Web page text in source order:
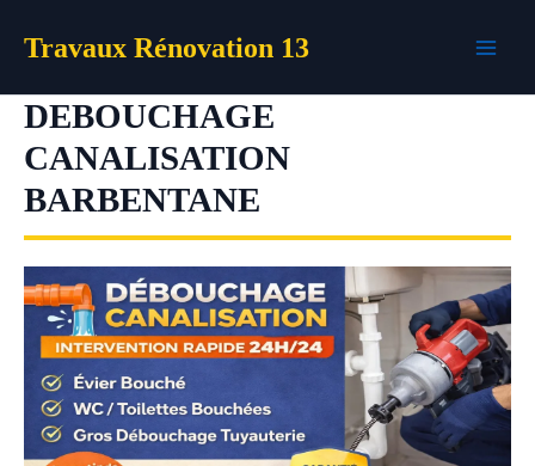
Travaux Rénovation 13
DEBOUCHAGE
CANALISATION
BARBENTANE